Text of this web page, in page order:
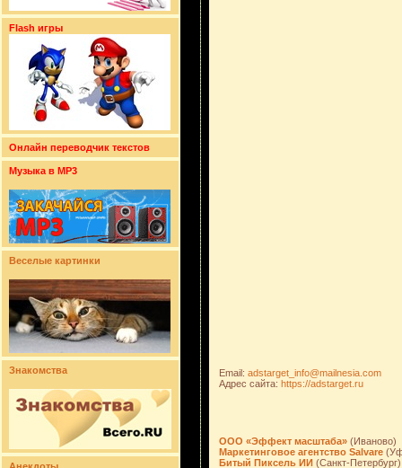
Flash игры
Онлайн переводчик текстов
Музыка в MP3
Веселые картинки
Знакомства Email: adstarget_info@mailnesia.com
Адрес сайта: https://adstarget.ru
ООО «Эффект масштаба» (Иваново)
Маркетинговое агентство Salvare
Битый Пиксель ИИ (Санкт-Петербург)